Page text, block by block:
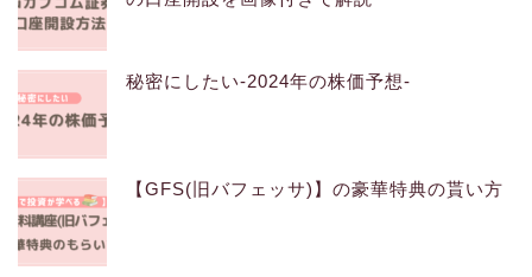
秘密にしたい-2024年の株価予想-
【GFS(旧バフェッサ)】の豪華特典の貰い方